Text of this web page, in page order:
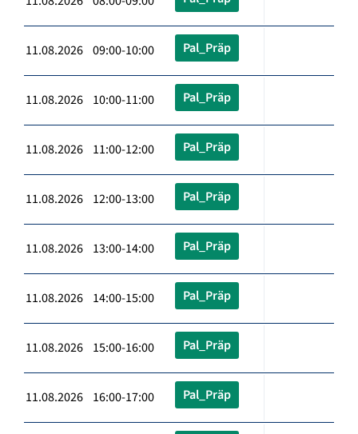
11.08.2026 09:00-10:00 Pal_Präp
11.08.2026 10:00-11:00 Pal_Präp
11.08.2026 11:00-12:00 Pal_Präp
11.08.2026 12:00-13:00 Pal_Präp
11.08.2026 13:00-14:00 Pal_Präp
11.08.2026 14:00-15:00 Pal_Präp
11.08.2026 15:00-16:00 Pal_Präp
11.08.2026 16:00-17:00 Pal_Präp